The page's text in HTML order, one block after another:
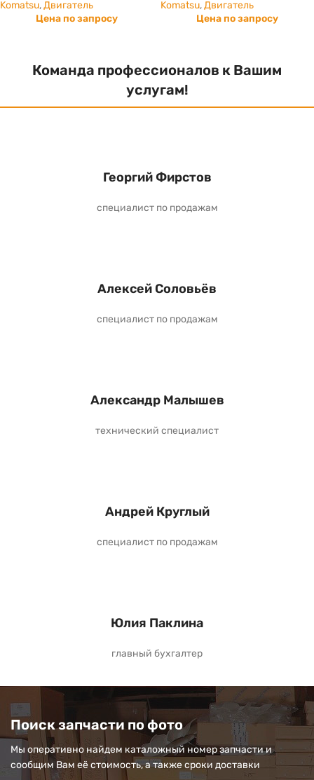
Komatsu,Двигатель
Цена по запросу
Komatsu,Двигатель
Цена по запросу
Команда профессионалов к Вашим
услугам!
Георгий Фирстов
специалист по продажам
Алексей Соловьёв
специалист по продажам
Александр Малышев
технический специалист
Андрей Круглый
специалист по продажам
Юлия Паклина
главный бухгалтер
Поиск запчасти по фото
Мы оперативно найдем каталожный номер запчасти и
сообщим Вам её стоимость, а также сроки доставки